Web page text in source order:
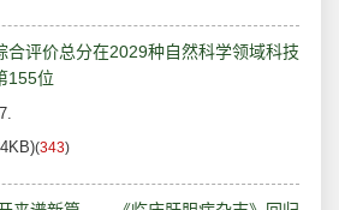
合评价总分在2029种自然科学领域科技
155位
(343)